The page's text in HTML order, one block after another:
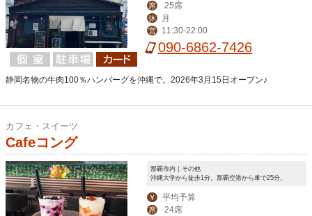
席 25席
休 月
営 11:30-22:00
090-6862-7426
静岡名物の牛肉100％ハンバーグを沖縄で。2026年3月15日オープン♪
カフェ・スイーツ
Cafeコング
那覇市内｜その他
沖縄大学から徒歩1分。那覇空港から車で25分。
￥ 平均予算
席 24席